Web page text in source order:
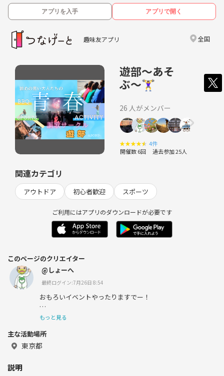
アプリを入手 アプリで開く
趣味友アプリ 全国
遊部〜あそ
ぶ〜🏋️‍♀️
26 人がメンバー
★★★★★ 4件
開催数 6回 過去参加 25人
関連カテゴリ
アウトドア 初心者歓迎 スポーツ
ご利用にはアプリのダウンロードが必要です
このページのクリエイター
@しょーへ
最終ログイン:7月26日 8:54
おもろいイベントやったりますでー！
エセ関西人、ガッツリ田舎出身、
宜しくお願いしまーーす！！*\(^o^)/*
もっと見る
主な活動場所
東京都
説明